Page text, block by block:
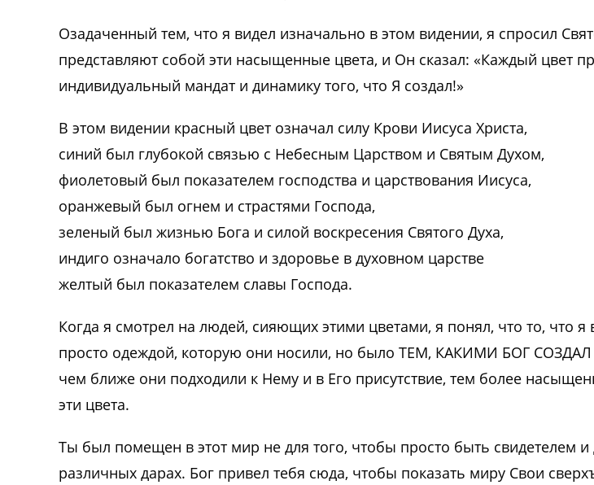
Озадаченный тем, что я видел изначально в этом видении, я спросил
представляют собой эти насыщенные цвета, и Он сказал: «Каждый цвет
индивидуальный мандат и динамику того, что Я создал!»
В этом видении красный цвет означал силу Крови Иисуса Христа,
синий был глубокой связью с Небесным Царством и Святым Духом,
фиолетовый был показателем господства и царствования Иисуса,
оранжевый был огнем и страстями Господа,
зеленый был жизнью Бога и силой воскресения Святого Духа,
индиго означало богатство и здоровье в духовном царстве
желтый был показателем славы Господа.
Когда я смотрел на людей, сияющих этими цветами, я понял, что то, что я
просто одеждой, которую они носили, но было ТЕМ, КАКИМИ БОГ
чем ближе они подходили к Нему и в Его присутствие, тем более
эти цвета.
Ты был помещен в этот мир не для того, чтобы просто быть свидетелем и
различных дарах. Бог привел тебя сюда, чтобы показать миру Свои